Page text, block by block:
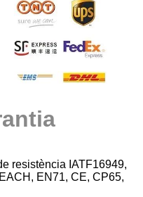
resistència IATF16949,
EN71, CE, CP65,